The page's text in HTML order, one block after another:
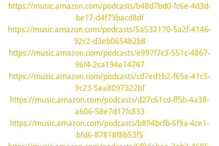
https://music.amazon.com/podcasts/b48d7bd0-fc6e-4d3d-
be17-d4f73bacd8df
https://music.amazon.com/podcasts/5a532170-5a2f-4146-
92c2-d3eb0654b2b8
https://music.amazon.com/podcasts/e997f7c3-551c-4867-
96f4-2ca194e14767
https://music.amazon.com/podcasts/cd7ed1b2-f65e-41c5-
9c23-5ea8097322bf
https://music.amazon.com/podcasts/d27c61cd-ff5b-4a38-
a606-58e7d17fc833
https://music.amazon.com/podcasts/b894bcfb-6f9a-4ce1-
bfd6-87818f8b53f5